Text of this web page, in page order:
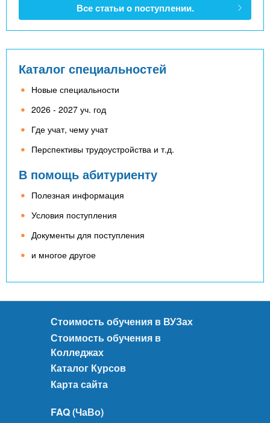
Все статьи о поступлении.
Каталог специальностей
Новые специальности
2026 - 2027 уч. год
Где учат, чему учат
Перспективы трудоустройства и т.д.
В помощь абитуриенту
Полезная информация
Условия поступления
Документы для поступления
и многое другое
Стоимость обучения в ВУЗах
Стоимость обучения в
Колледжах
Каталог Курсов
Карта сайта
FAQ (ЧаВо)